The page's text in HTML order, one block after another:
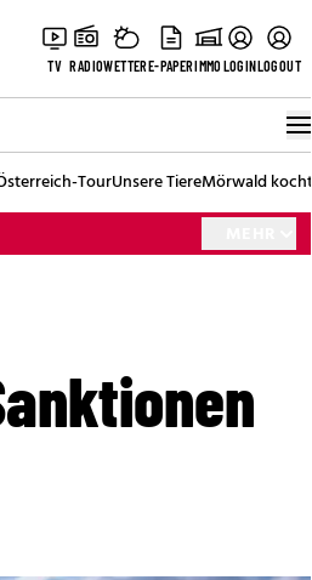
TV RADIOWETTERE-PAPERIMMOLOGINLOGOUT
TourUnsere TiereMörwald kocht